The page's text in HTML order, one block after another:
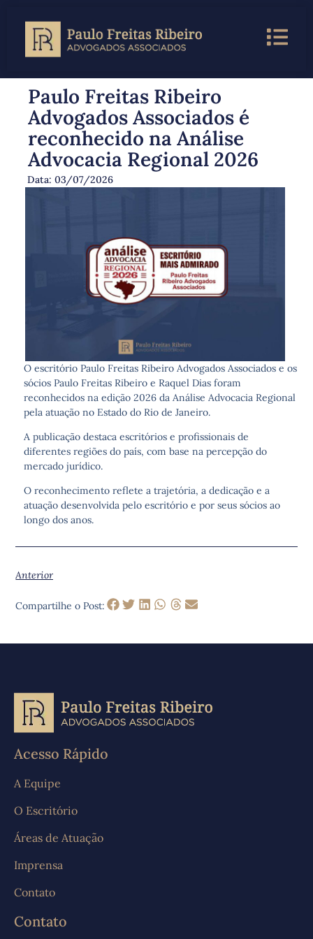
Paulo Freitas Ribeiro
Advogados Associados é
reconhecido na Análise
Advocacia Regional 2026
Data: 03/07/2026
O escritório Paulo Freitas Ribeiro Advogados Associados e os
sócios Paulo Freitas Ribeiro e Raquel Dias foram
reconhecidos na edição 2026 da Análise Advocacia Regional
pela atuação no Estado do Rio de Janeiro.
A publicação destaca escritórios e profissionais de
diferentes regiões do país, com base na percepção do
mercado jurídico.
O reconhecimento reflete a trajetória, a dedicação e a
atuação desenvolvida pelo escritório e por seus sócios ao
longo dos anos.
Anterior
Compartilhe o Post:
Acesso Rápido
A Equipe
O Escritório
Áreas de Atuação
Imprensa
Contato
Contato